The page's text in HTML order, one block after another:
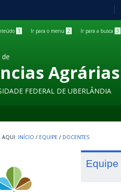
1 Ir para o menu 2 Ir para a busca 3
Agrárias
FEDERAL DE UBERLÂNDIA
INÍCIO / EQUIPE / DOCENTES
Equipe